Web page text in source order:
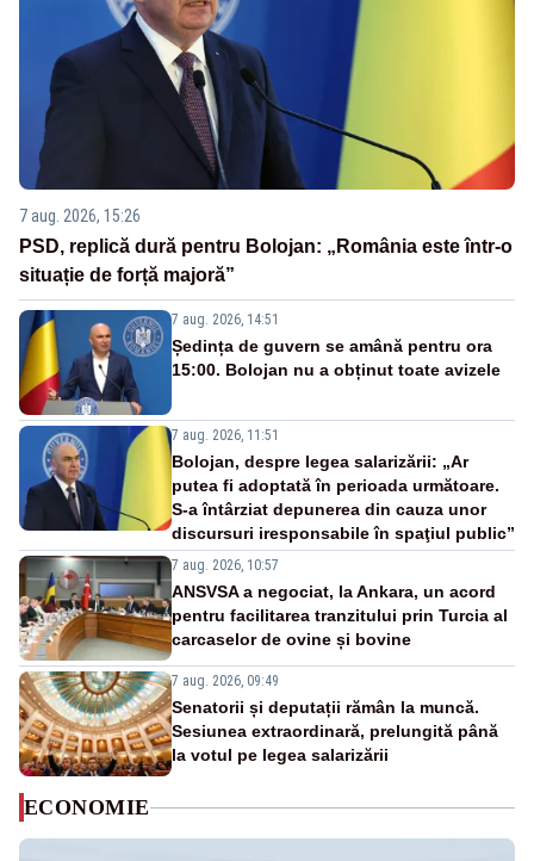
7 aug. 2026, 15:26
PSD, replică dură pentru Bolojan: „România este într-o
situație de forță majoră”
7 aug. 2026, 14:51
Ședința de guvern se amână pentru ora
15:00. Bolojan nu a obținut toate avizele
7 aug. 2026, 11:51
Bolojan, despre legea salarizării: „Ar
putea fi adoptată în perioada următoare.
S-a întârziat depunerea din cauza unor
discursuri iresponsabile în spaţiul public”
7 aug. 2026, 10:57
ANSVSA a negociat, la Ankara, un acord
pentru facilitarea tranzitului prin Turcia al
carcaselor de ovine și bovine
7 aug. 2026, 09:49
Senatorii și deputații rămân la muncă.
Sesiunea extraordinară, prelungită până
la votul pe legea salarizării
ECONOMIE